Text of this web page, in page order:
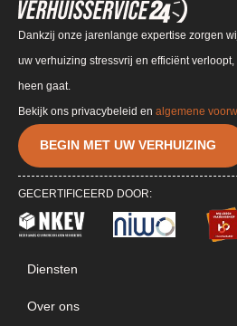
Dankzij onze jarenlange expertise zorgen
uw verhuizing stressvrij en efficiënt
heen gaat.
BEGIN MET UW VERHUIZING
GECERTIFICEERD DOOR:
Diensten
Over ons
Bekijk ons privacybeleid en algemene